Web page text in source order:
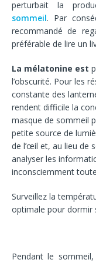
perturbait la
sommeil. Par
recommandé de
préférable de lire un
La mélatonine est
l’obscurité. Pour les
constante des
rendent difficile la
masque de sommeil
petite source de
de l’œil et, au lieu de
analyser les
inconsciemment
Surveillez la
optimale pour dormir
Pendant le